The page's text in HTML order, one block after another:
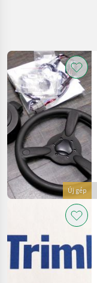
Kategória 4
AKTUÁLIS
ÚTVONAL
Mezőgazdasági
gépek/eszközök
Egyeb
Traktor
Tartozekok
Nyomkoeveto
KATEGÓRIA
KIVÁLASZTÁSA
Visszaállítás
Új gép